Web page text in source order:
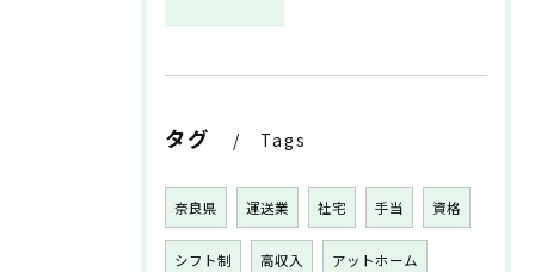
タグ Tags
奈良県 運送業 社宅 手当 資格
シフト制 高収入 アットホーム